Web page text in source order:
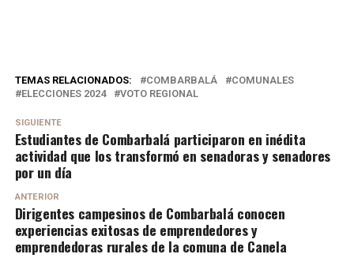
TEMAS RELACIONADOS: COMBARBALÁ
COMUNALES
ELECCIONES 2024
VOTO REGIONAL
SIGUIENTE
Estudiantes de Combarbalá participaron en inédita
actividad que los transformó en senadoras y senadores
por un día
ANTERIOR
Dirigentes campesinos de Combarbalá conocen
experiencias exitosas de emprendedores y
emprendedoras rurales de la comuna de Canela